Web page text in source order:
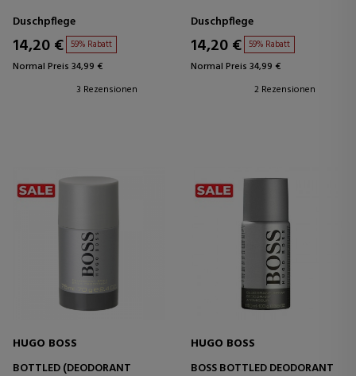
Duschpflege
14,20 € 59% Rabatt
Normal Preis 34,99 €
3 Rezensionen
Duschpflege
14,20 € 59% Rabatt
Normal Preis 34,99 €
2 Rezensionen
HUGO BOSS
BOTTLED (DEODORANT
HUGO BOSS
BOSS BOTTLED DEODORANT